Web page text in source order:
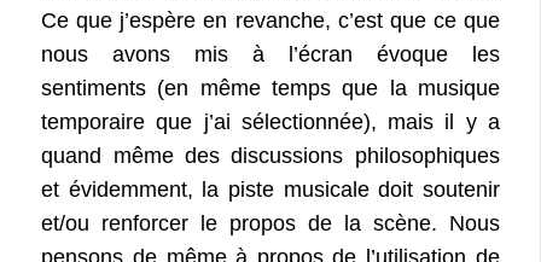
Ce que j’espère en revanche, c’est que ce que
nous avons mis à l’écran évoque les
sentiments (en même temps que la musique
temporaire que j’ai sélectionnée), mais il y a
quand même des discussions philosophiques
et évidemment, la piste musicale doit soutenir
et/ou renforcer le propos de la scène. Nous
pensons de même à propos de l’utilisation de